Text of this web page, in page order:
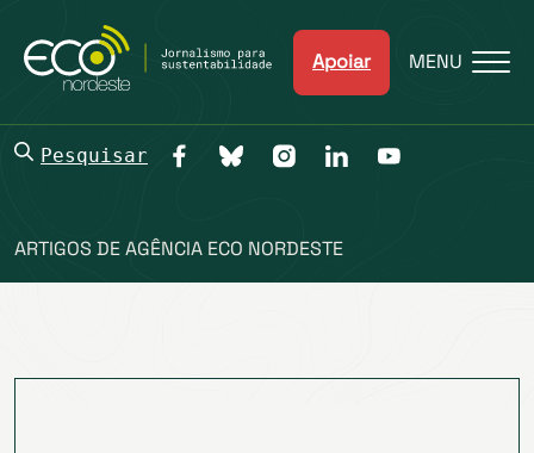
Apoiar MENU
Pesquisar
ARTIGOS DE AGÊNCIA ECO NORDESTE